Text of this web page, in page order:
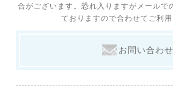
合がございます。恐れ入りますがメールで
ておりますので合わせてご利用
お問い合わせ